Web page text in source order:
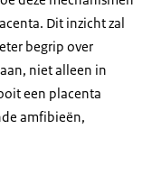
Dit inzicht zal
begrip over
niet alleen in
een placenta
amfibieën,